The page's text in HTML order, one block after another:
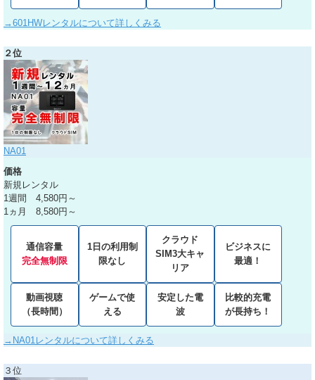
→601HWレンタルについて詳しくみる
２位
NA01
価格
新規レンタル
1週間 4,580円～
1ヵ月 8,580円～
通信容量
完全無制限
1日の利用制
限なし
クラウド
SIM3大キャ
リア
ビジネスに
最適！
動画視聴
（長時間）
ゲームで使
える
安定した電
波
比較的充電
が長持ち！
→NA01レンタルについて詳しくみる
３位